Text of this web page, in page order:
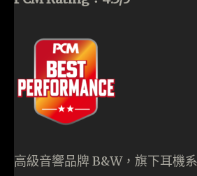
高級音響品牌 B&W，旗下耳機